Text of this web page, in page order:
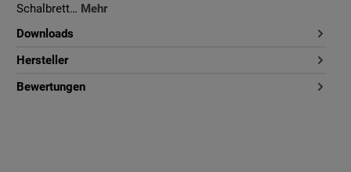
Schalbrett… Mehr
Downloads
Hersteller
Bewertungen